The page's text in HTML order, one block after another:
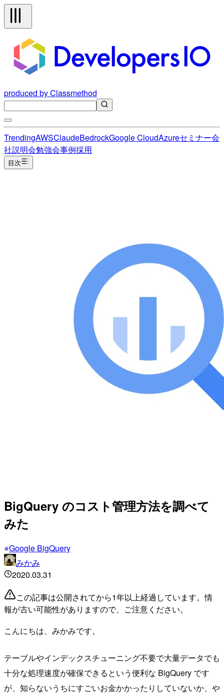
produced by Classmethod
TrendingAWSClaudeBedrockGoogle CloudAzureセミナー会
社説明会勉強会事例採用
目次
BigQuery のコスト管理方法を調べて
みた
Google BigQuery
みかみ
2020.03.31
この記事は公開されてから1年以上経過しています。情
報が古い可能性がありますので、ご注意ください。
こんにちは、みかみです。
テーブルやインデックスチューニング不要で大量データでも
十分な処理速度が確保できるという便利な BigQuery です
が、知らないうちにすごいお金かかったりしていないか、や